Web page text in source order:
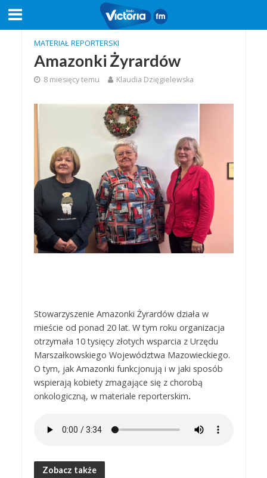
MATERIAŁ REPORTERSKI
Amazonki Żyrardów
8 miesięcy temu Klaudia Dzięgielewska
Stowarzyszenie Amazonki Żyrardów działa w
mieście od ponad 20 lat. W tym roku organizacja
otrzymała 10 tysięcy złotych wsparcia z Urzędu
Marszałkowskiego Województwa Mazowieckiego.
O tym, jak Amazonki funkcjonują i w jaki sposób
wspierają kobiety zmagające się z chorobą
onkologiczną, w materiale reporterskim.
Zobacz także